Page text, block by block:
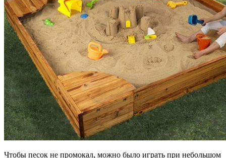
Чтобы песок не промокал, можно было играть при небольшом